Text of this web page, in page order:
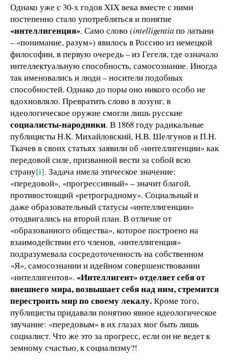
Однако уже с 30-х годов XIX века вместе с ними
постепенно стало употребляться и понятие
«интеллигенция». Само слово (intelligentiaпо латыни
– «понимание, разум») явилось в Россию из немецкой
философии, в первую очередь – из Гегеля, где означало
интеллектуальную способность, самосознание. Иногда
так именовались и люди – носители подобных
способностей. Однако до поры оно никого особо не
вдохновляло. Превратить слово в лозунг, в
идеологическое оружие смогли лишь русские
социалисты-народники. В 1868 году радикальные
публицисты Н.К. Михайловский, Н.В. Шелгунов и П.Н.
Ткачев в своих статьях заявили об «интеллигенции» как
передовой силе, призванной вести за собой всю
страну[i]. Задача имела этическое значение:
«передовой», «прогрессивный» – значит благой,
противостоящий «ретроградному». Социальный и
даже образовательный статусы «интеллигенции»
отодвигались на второй план. В отличие от
«образованного общества», которое построено на
взаимодействии его членов, «интеллигенция»
подразумевала сосредоточенность на собственном
«Я», самосознании и идейном совершенствовании
«интеллигентов». «Интеллигент» отделяет себя от
внешнего мира, возвышает себя над ним, стремится
перестроить мир по своему лекалу.Кроме того,
публицисты придавали понятию явное идеологическое
звучание: «передовым» в их глазах мог быть лишь
социалист. Что же это за прогресс, если он не ведет к
земному счастью, к социализму?!